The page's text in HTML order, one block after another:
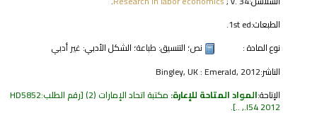
الطبعات:1st ed.
نوع المادة :
نص؛ التنسيق: طباعة؛ الشكل الأدبي: غير أدبي
الناشر:Bingley, UK : Emerald, 2012
الإتاحة:المواد المتاحة للإعارة: مكتبة اتحاد الإمارات (2) رقم الطلب:HD5852
.I54 2012, ..
.